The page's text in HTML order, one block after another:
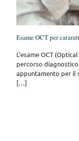
Esame OCT per
L’esame OCT
percorso
appuntamento per il
[…]